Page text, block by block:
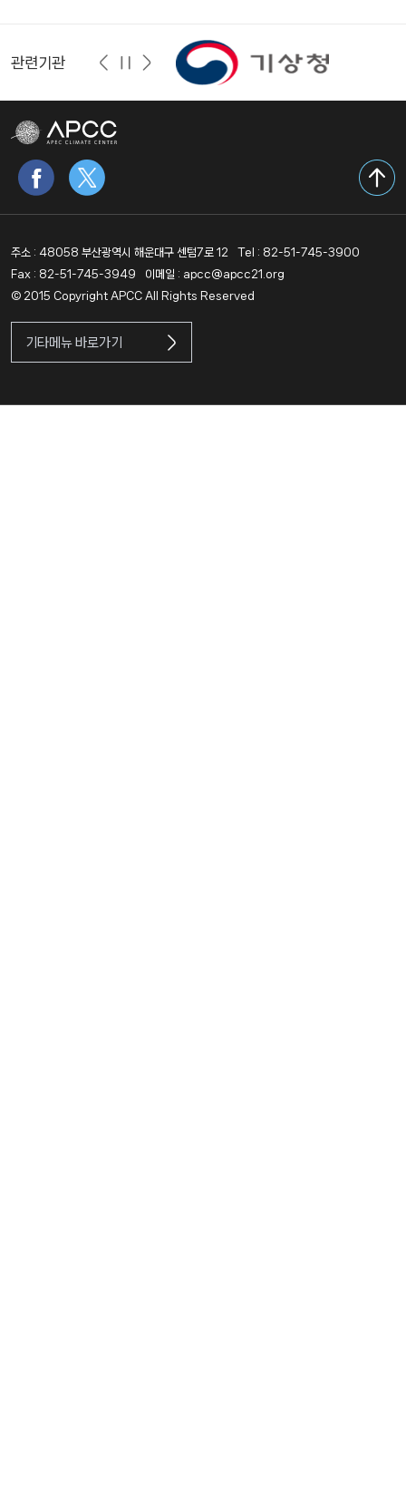
관련기관
주소 : 48058 부산광역시 해운대구 센텀7로 12
Tel : 82-51-745-3900
Fax : 82-51-745-3949
이메일 : apcc@apcc21.org
© 2015 Copyright APCC All Rights Reserved
기타메뉴 바로가기